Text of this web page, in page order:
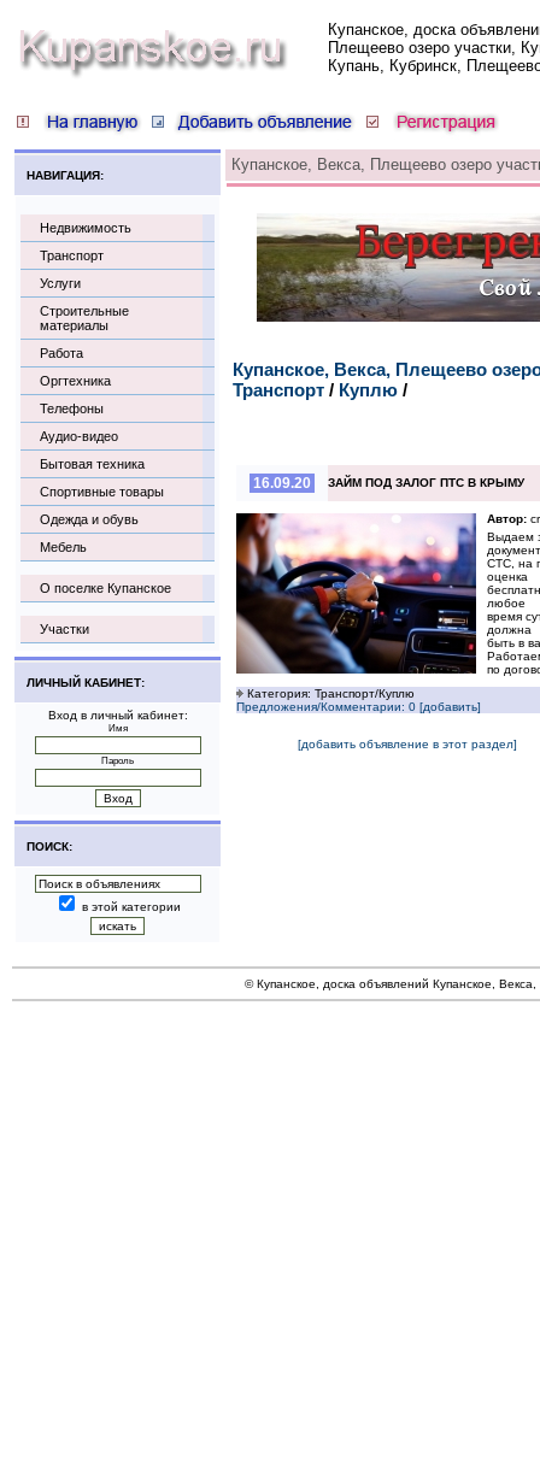
Купанское, доска
Плещеево озеро участки,
Купань, Кубринск,
НАВИГАЦИЯ:
Недвижимость
Транспорт
Услуги
Строительные
материалы
Работа
Оргтехника
Телефоны
Аудио-видео
Бытовая техника
Спортивные товары
Одежда и обувь
Мебель
О поселке Купанское
Участки
ЛИЧНЫЙ КАБИНЕТ:
Вход в личный кабинет:
Имя
Пароль
ПОИСК:
в этой категории
Купанское, Векса, Плещеево озеро
Купанское, Векса, Плещеево
Транспорт / Куплю /
16.09.20 ЗАЙМ ПОД ЗАЛОГ ПТС В КРЫМУ
Автор:
Выдаем
СТС, на
оценка
любое
время
должна
быть в
по
Категория: Транспорт/Куплю
Предложения/Комментарии: 0 [добавить]
[добавить объявление в этот раздел]
© Купанское, доска объявлений Купанское,